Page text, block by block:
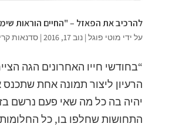
להרכיב את הפאזל – "החיים הוראות
על ידי מוטי פוגל| נוב 17, 2016 | סדנאות
“בחודשי חייו האחרונים הגה
הרעיון ליצור תמונה אחת שתכנס
יהיה בה כל מה שאי פעם נרשם
התחושות שחלפו בו, כל